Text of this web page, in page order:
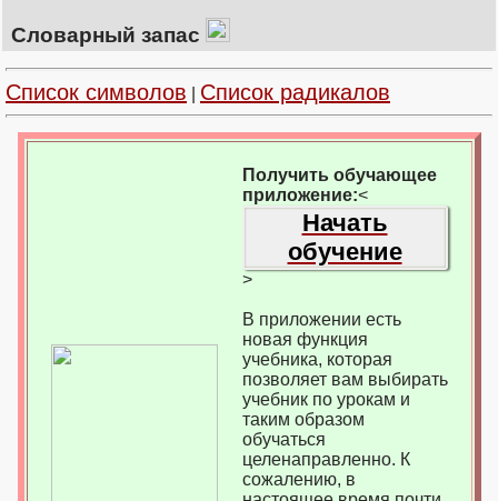
Словарный запас
Список символов Список радикалов
Получить обучающее
приложение:<
Начать
обучение
>
В приложении есть
новая функция
учебника, которая
позволяет вам выбирать
учебник по урокам и
таким образом
обучаться
целенаправленно. К
сожалению, в